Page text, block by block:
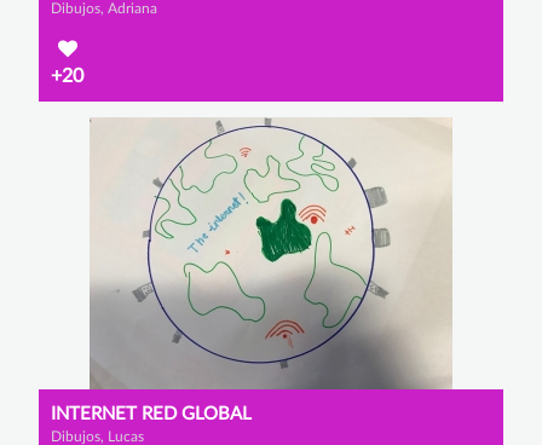
Dibujos, Adriana
+20
INTERNET RED GLOBAL
Dibujos, Lucas